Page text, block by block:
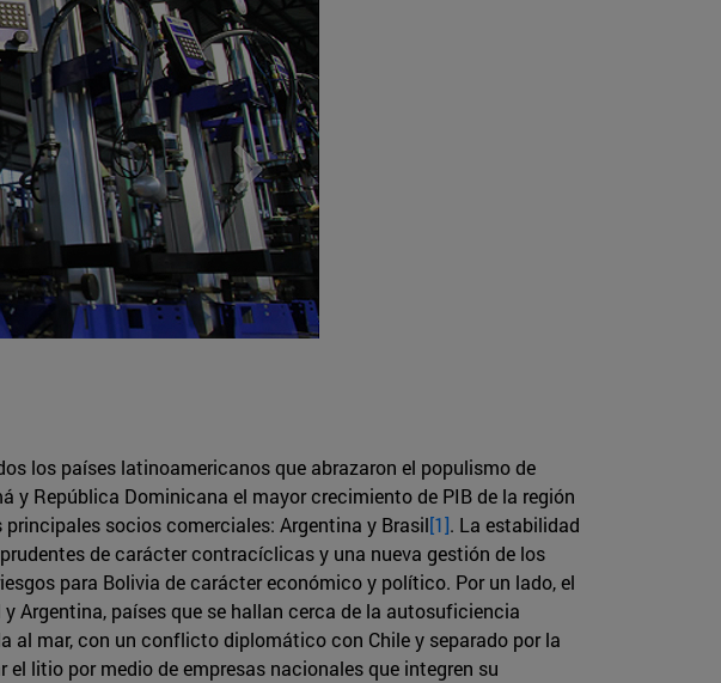
los países latinoamericanos que abrazaron el populismo de
República Dominicana el mayor crecimiento de PIB de la región
socios comerciales: Argentina y Brasil[1]. La estabilidad
de carácter contracíclicas y una nueva gestión de los
para Bolivia de carácter económico y político. Por un lado, el
Argentina, países que se hallan cerca de la autosuficiencia
al mar, con un conflicto diplomático con Chile y separado por la
litio por medio de empresas nacionales que integren su